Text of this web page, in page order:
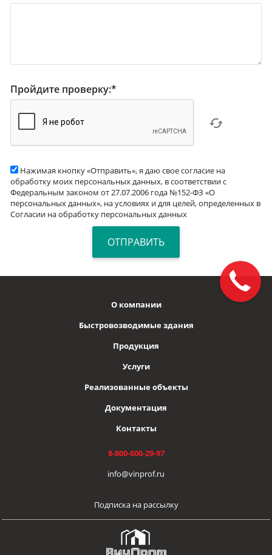
Пройдите проверку:*
Нажимая кнопку «Отправить», я даю свое согласие на
обработку моих персональных данных, в соответствии с
Федеральным законом от 27.07.2006 года №152-ФЗ «О
персональных данных», на условиях и для целей, определенных в
Согласии на обработку персональных данных
О компании
Быстровозводимые здания
Продукция
Услуги
Реализованные объекты
Документация
Контакты
8-800-600-29-97
info@vinprof.ru
Подписка на рассылку